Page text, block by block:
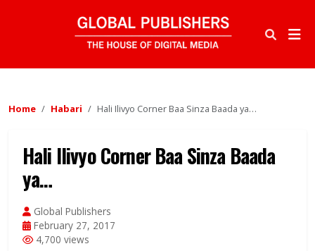
Home Habari Hali Ilivyo Corner Baa Sinza Baada ya…
Hali Ilivyo Corner Baa Sinza Baada
ya…
Global Publishers
February 27, 2017
4,700 views